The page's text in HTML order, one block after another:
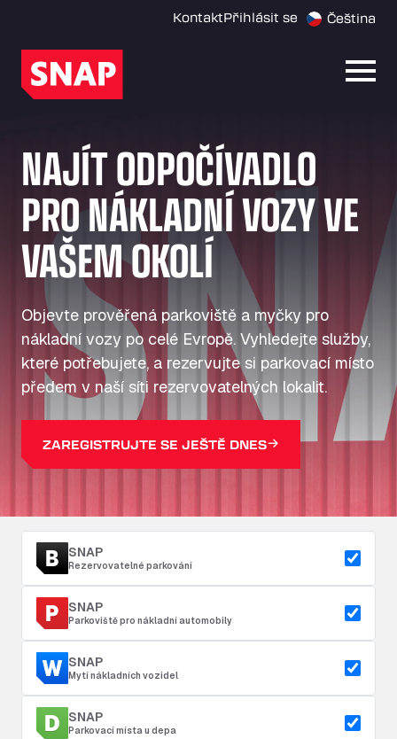
KontaktPřihlásit se Čeština
NAJÍT ODPOČÍVADLO
PRO NÁKLADNÍ VOZY VE
VAŠEM OKOLÍ
Objevte prověřená parkoviště a myčky pro
nákladní vozy po celé Evropě. Vyhledejte služby,
které potřebujete, a rezervujte si parkovací místo
předem v naší síti rezervovatelných lokalit.
ZAREGISTRUJTE SE JEŠTĚ DNES
SNAP
Rezervovatelné parkování
SNAP
Parkoviště pro nákladní automobily
SNAP
Mytí nákladních vozidel
SNAP
Parkovací místa u depa